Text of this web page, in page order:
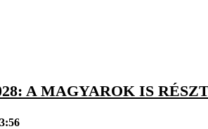
A MAGYAROK IS